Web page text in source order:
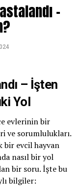
–
– İşten
Yol
evlerinin bir
ve sorumlulukları.
bir evcil hayvan
nasıl bir yol
bir soru. İşte bu
bilgiler: